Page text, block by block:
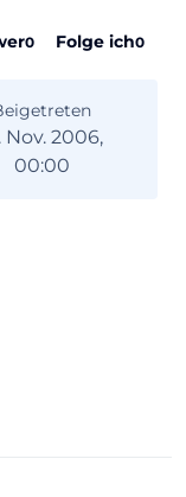
0 Folge ich0
Nov. 2006,
00:00